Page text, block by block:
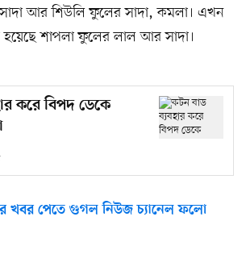
আর শিউলি ফুলের সাদা, কমলা। এখন
শাপলা ফুলের লাল আর সাদা।
করে বিপদ ডেকে
খবর পেতে গুগল নিউজ চ্যানেল ফলো